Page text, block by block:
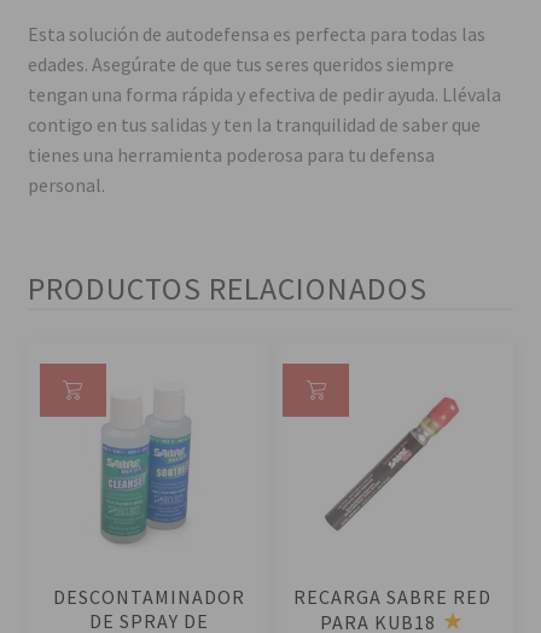
Esta solución de autodefensa es perfecta para todas las
edades. Asegúrate de que tus seres queridos siempre
tengan una forma rápida y efectiva de pedir ayuda. Llévala
contigo en tus salidas y ten la tranquilidad de saber que
tienes una herramienta poderosa para tu defensa
personal.
PRODUCTOS RELACIONADOS
DESCONTAMINADOR
DE SPRAY DE
Añ
to
RECARGA SABRE RED
PARA KUB18
Añ
to